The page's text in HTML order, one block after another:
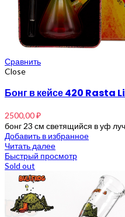
Сравнить
Close
Бонг в кейсе 420 Rasta
2500,00₽
бонг 23 см светящийся в уф
Добавить в избранное
Читать далее
Быстрый просмотр
Sold out